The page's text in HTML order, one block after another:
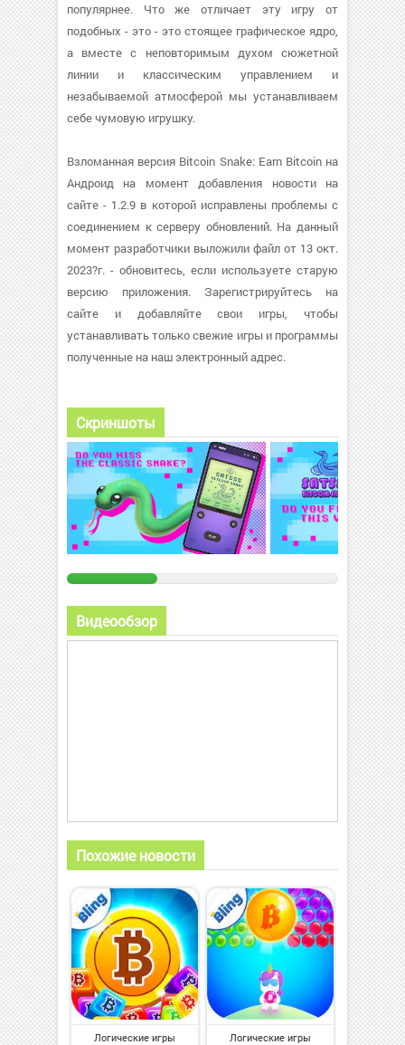
популярнее. Что же отличает эту игру от
подобных - это - это стоящее графическое ядро,
а вместе с неповторимым духом сюжетной
линии и классическим управлением и
незабываемой атмосферой мы устанавливаем
себе чумовую игрушку.
Взломанная версия Bitcoin Snake: Earn Bitcoin на
Андроид на момент добавления новости на
сайте - 1.2.9 в которой исправлены проблемы с
соединением к серверу обновлений. На данный
момент разработчики выложили файл от 13 окт.
2023?г. - обновитесь, если используете старую
версию приложения. Зарегистрируйтесь на
сайте и добавляйте свои игры, чтобы
устанавливать только свежие игры и программы
полученные на наш электронный адрес.
Скриншоты
Видеообзор
Похожие новости
Логические игры Логические игры